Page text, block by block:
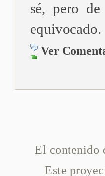
sé, pero de
equivocado.
Ver
El contenido
Este